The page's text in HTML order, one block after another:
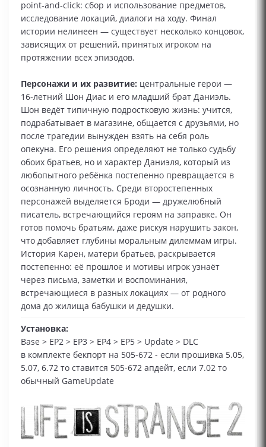
point‑and‑click: сбор и использование предметов,
исследование локаций, диалоги на ходу. Финал
истории нелинеен — существует несколько концовок,
зависящих от решений, принятых игроком на
протяжении всех эпизодов.
Персонажи и их развитие: центральные герои —
16‑летний Шон Диас и его младший брат Даниэль.
Шон ведёт типичную подростковую жизнь: учится,
подрабатывает в магазине, общается с друзьями, но
после трагедии вынужден взять на себя роль
опекуна. Его решения определяют не только судьбу
обоих братьев, но и характер Даниэля, который из
любопытного ребёнка постепенно превращается в
осознанную личность. Среди второстепенных
персонажей выделяется Броди — дружелюбный
писатель, встречающийся героям на заправке. Он
готов помочь братьям, даже рискуя нарушить закон,
что добавляет глубины моральным дилеммам игры.
История Карен, матери братьев, раскрывается
постепенно: её прошлое и мотивы игрок узнаёт
через письма, заметки и воспоминания,
встречающиеся в разных локациях — от родного
дома до жилища бабушки и дедушки.
Установка:
Base > EP2 > EP3 > EP4 > EP5 > Update > DLC
в комплекте бекпорт на 505-672 - если прошивка 5.05,
5.07, 6.72 то ставится 505-672 апдейт, если 7.02 то
обычный GameUpdate